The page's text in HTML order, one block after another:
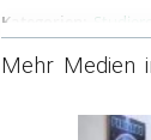
Kategorien:
Gesundheit,
Mehr Medien